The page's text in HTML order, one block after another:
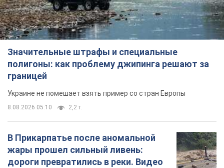
Значительные штрафы и специальные
полигоны: как проблему джипинга решают за
границей
Украине не помешает взять пример со стран Европы
8.08.2026 05:10 2,2 т.
В Прикарпатье после аномальной
жары прошел сильный ливень:
дороги превратились в реки. Видео